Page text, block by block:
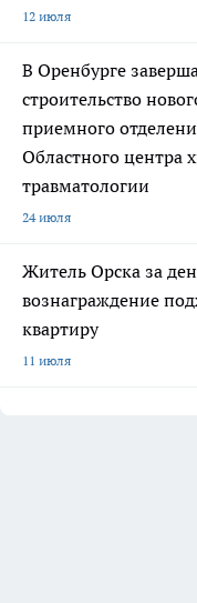
12 июля
В Оренбурге
строительство
приемного
Областного центра
травматологии
24 июля
Житель Орска за
вознаграждение
квартиру
11 июля